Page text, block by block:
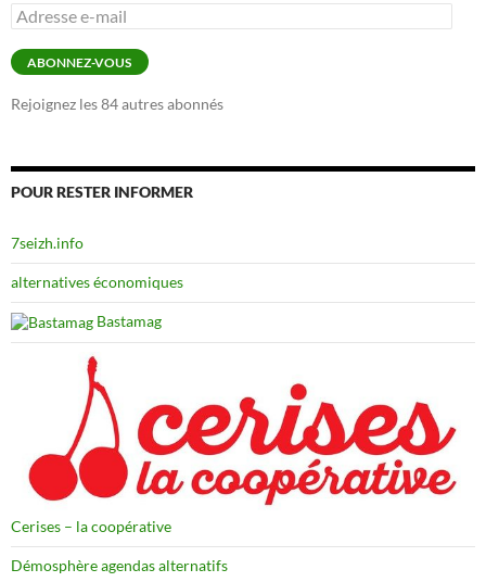
Adresse
e-
mail
ABONNEZ-VOUS
Rejoignez les 84 autres abonnés
POUR RESTER INFORMER
7seizh.info
alternatives économiques
Bastamag
Cerises – la coopérative
Démosphère agendas alternatifs